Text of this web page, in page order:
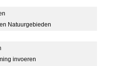
Natuurgebieden
invoeren